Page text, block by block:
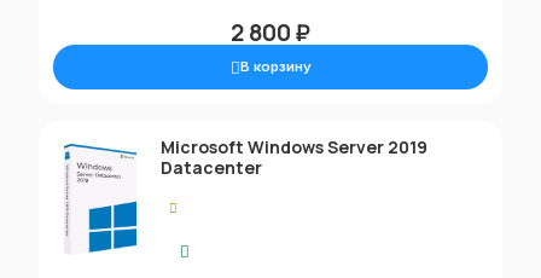
2 800 ₽
В корзину
Microsoft Windows Server 2019
Datacenter